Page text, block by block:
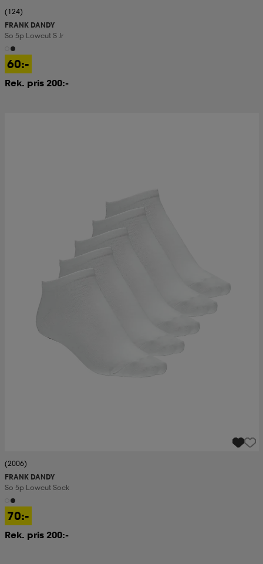
(124)
FRANK DANDY
So 5p Lowcut S Jr
60:-
Rek. pris 200:-
(2006)
FRANK DANDY
So 5p Lowcut Sock
70:-
Rek. pris 200:-